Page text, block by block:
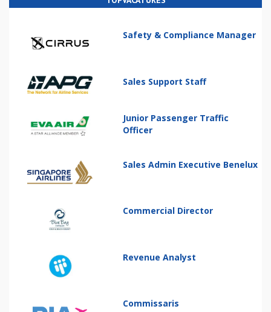
Safety & Compliance Manager
Sales Support Staff
Junior Passenger Traffic
Officer
Sales Admin Executive Benelux
Commercial Director
Revenue Analyst
Commissaris